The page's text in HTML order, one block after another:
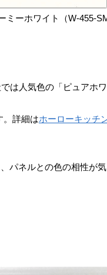
ミーホワイト（W-455-
は人気色の「ピュアホ
。詳細はホーローキッチ
パネルとの色の相性が